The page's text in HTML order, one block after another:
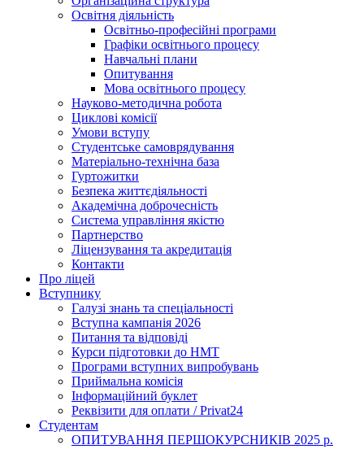
Освітня діяльність
Освітньо-професійні програми
Графіки освітнього процесу
Навчальні плани
Опитування
Мова освітнього процесу
Науково-методична робота
Циклові комісії
Умови вступу
Студентське самоврядування
Матеріально-технічна база
Гуртожитки
Безпека життєдіяльності
Академічна доброчесність
Система управління якістю
Партнерство
Ліцензування та акредитація
Контакти
Про ліцей
Вступнику
Галузі знань та спеціальності
Вступна кампанія 2026
Питання та відповіді
Курси підготовки до НМТ
Програми вступних випробувань
Приймальна комісія
Інформаційний буклет
Реквізити для оплати / Privat24
Студентам
ОПИТУВАННЯ ПЕРШОКУРСНИКІВ 2025 р.